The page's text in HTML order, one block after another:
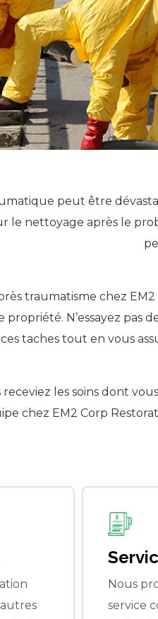
peut être
le nettoyage après le
traumatisme chez
N’essayez pas
taches tout en vous
les soins dont
chez EM2 Corp
de
Nous